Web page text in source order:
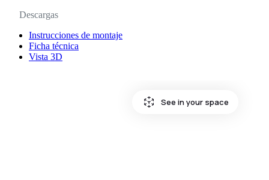
Descargas
Instrucciones de montaje
Ficha técnica
Vista 3D